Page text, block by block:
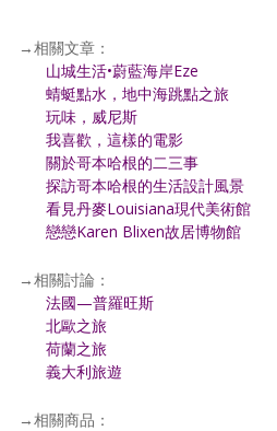
→相關文章：
山城生活•蔚藍海岸Eze
蜻蜓點水，地中海跳點之旅
玩味，威尼斯
我喜歡，這樣的電影
關於哥本哈根的二三事
探訪哥本哈根的生活設計風景
看見丹麥Louisiana現代美術館
戀戀Karen Blixen故居博物館
→相關討論：
法國—普羅旺斯
北歐之旅
荷蘭之旅
義大利旅遊
→相關商品：